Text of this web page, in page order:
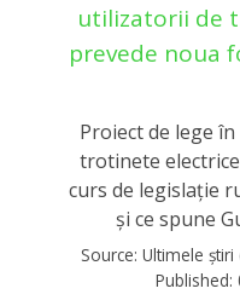
utilizatorii de
prevede noua
Proiect de lege
trotinete
curs de legislație
și ce spune
Source: Ultimele știri
Published: